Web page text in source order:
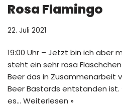
Rosa Flamingo
22. Juli 2021
19:00 Uhr – Jetzt bin ich aber
steht ein sehr rosa
Beer das in Zusammenarbeit
Beer Bastards entstanden
es… Weiterlesen »